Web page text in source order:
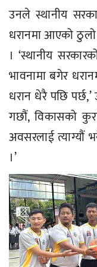
उनले स्थानीय
धरानमा आएको
। ‘स्थानीय
भावनामा बगेर
धरान धेरै पछि
गछौं, विकासको
अवसरलाई
।’